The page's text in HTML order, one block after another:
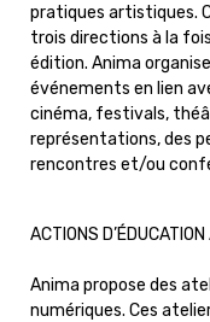
pratiques artistiques.
trois directions à la
édition. Anima
événements en lien
cinéma, festivals,
représentations, des
rencontres et/ou
ACTIONS
Anima propose des
numériques. Ces